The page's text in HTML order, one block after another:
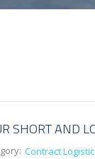
SHORT AND
Contract